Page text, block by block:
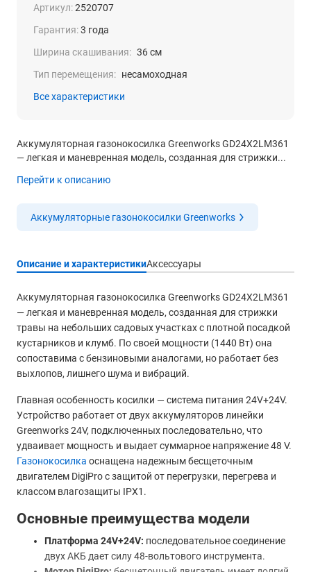
Артикул:2520707
Гарантия:3 года
Ширина скашивания: 36 см
Тип перемещения: несамоходная
Все характеристики
Аккумуляторная газонокосилка Greenworks GD24X2LM361
— легкая и маневренная модель, созданная для стрижки...
Перейти к описанию
Аккумуляторные газонокосилки Greenworks
Описание и характеристикиАксессуары
Аккумуляторная газонокосилка Greenworks GD24X2LM361
— легкая и маневренная модель, созданная для стрижки
травы на небольших садовых участках с плотной посадкой
кустарников и клумб. По своей мощности (1440 Вт) она
сопоставима с бензиновыми аналогами, но работает без
выхлопов, лишнего шума и вибраций.
Главная особенность косилки — система питания 24V+24V.
Устройство работает от двух аккумуляторов линейки
Greenworks 24V, подключенных последовательно, что
удваивает мощность и выдает суммарное напряжение 48 V.
Газонокосилка оснащена надежным бесщеточным
двигателем DigiPro с защитой от перегрузки, перегрева и
классом влагозащиты IPX1.
Основные преимущества модели
Платформа 24V+24V: последовательное соединение
двух АКБ дает силу 48-вольтового инструмента.